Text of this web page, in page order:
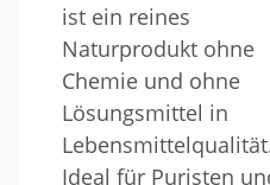
ist ein reines
Naturprodukt ohne
Chemie und ohne
Lösungsmittel in
Ideal für Puristen